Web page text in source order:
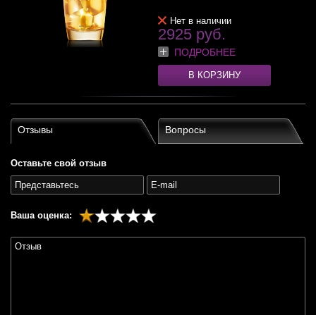
Нет в наличии
2925 руб.
ПОДРОБНЕЕ
В КОРЗИНУ
Отзывы Вопросы
Оставьте свой отзыв
Ваша оценка: